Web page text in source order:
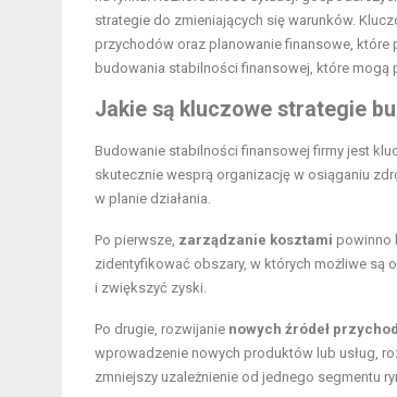
strategie do zmieniających się warunków.
przychodów oraz planowanie finansowe, które
budowania stabilności finansowej, które mogą
Jakie są kluczowe strategie
Budowanie stabilności finansowej firmy jest
skutecznie wesprą organizację w osiąganiu
w planie działania.
Po pierwsze, zarządzanie kosztami powinno
zidentyfikować obszary, w których możliwe są
i zwiększyć zyski.
Po drugie, rozwijanie nowych źródeł
wprowadzenie nowych produktów lub usług,
zmniejszy uzależnienie od jednego segmentu